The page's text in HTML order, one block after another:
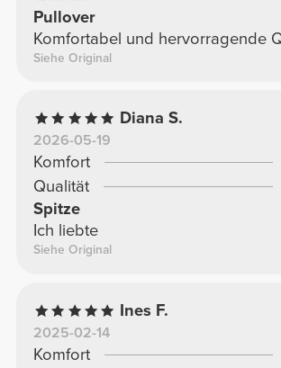
Pullover
Komfortabel und hervorragende
Siehe Original
Diana S.
2026-05-19
Komfort
Qualität
Spitze
Ich liebte
Siehe Original
Ines F.
2025-02-14
Komfort